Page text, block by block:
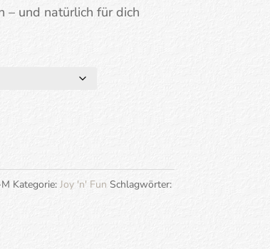
– und natürlich für dich
Kategorie: Joy 'n' Fun Schlagwörter: